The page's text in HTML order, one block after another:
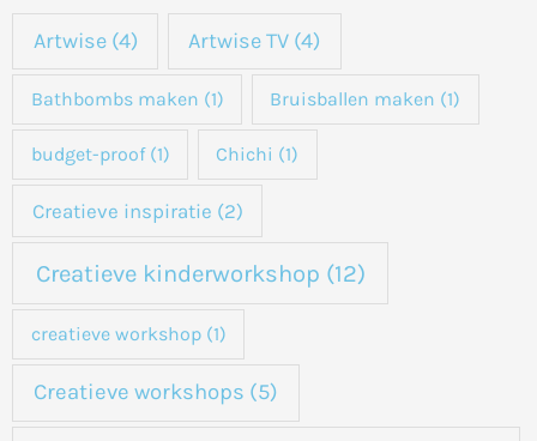
k
a
Artwise(4) Artwise TV (4)
Bathbombs maken (1) Bruisballen maken (1)
budget-proof(1) Chichi (1)
Creatieve inspiratie (2)
Creatieve kinderworkshop (12)
creatieve workshop(1)
Creatieve workshops (5)